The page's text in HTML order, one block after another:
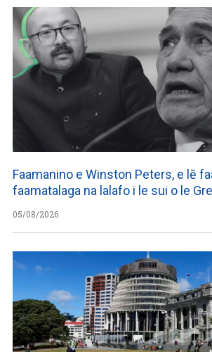
Faamanino e Winston Peters, e lē
faamatalaga na lalafo i le sui o le
05/08/2026